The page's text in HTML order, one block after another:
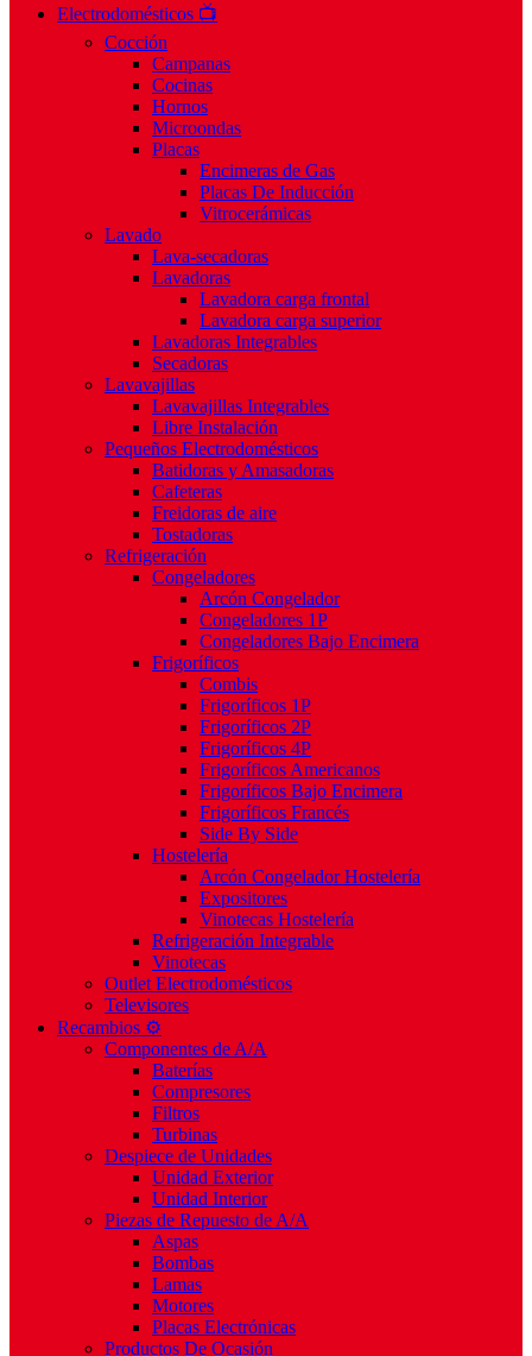
Electrodomésticos 📺
Cocción
Campanas
Cocinas
Hornos
Microondas
Placas
Encimeras de Gas
Placas De Inducción
Vitrocerámicas
Lavado
Lava-secadoras
Lavadoras
Lavadora carga frontal
Lavadora carga superior
Lavadoras Integrables
Secadoras
Lavavajillas
Lavavajillas Integrables
Libre Instalación
Pequeños Electrodomésticos
Batidoras y Amasadoras
Cafeteras
Freidoras de aire
Tostadoras
Refrigeración
Congeladores
Arcón Congelador
Congeladores 1P
Congeladores Bajo Encimera
Frigoríficos
Combis
Frigoríficos 1P
Frigoríficos 2P
Frigoríficos 4P
Frigoríficos Americanos
Frigoríficos Bajo Encimera
Frigoríficos Francés
Side By Side
Hostelería
Arcón Congelador Hostelería
Expositores
Vinotecas Hostelería
Refrigeración Integrable
Vinotecas
Outlet Electrodomésticos
Televisores
Recambios ⚙️
Componentes de A/A
Baterías
Compresores
Filtros
Turbinas
Despiece de Unidades
Unidad Exterior
Unidad Interior
Piezas de Repuesto de A/A
Aspas
Bombas
Lamas
Motores
Placas Electrónicas
Productos De Ocasión